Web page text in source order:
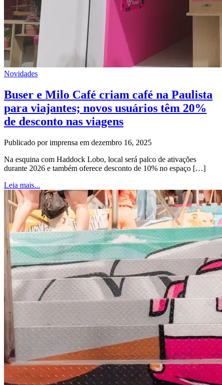
Novidades
Buser e Milo Café criam café na Paulista
para viajantes; novos usuários têm 20%
de desconto nas viagens
Publicado por imprensa em dezembro 16, 2025
Na esquina com Haddock Lobo, local será palco de ativações
durante 2026 e também oferece desconto de 10% no espaço […]
Leia mais...